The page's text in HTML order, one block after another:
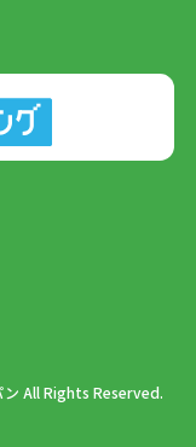
All Rights Reserved.